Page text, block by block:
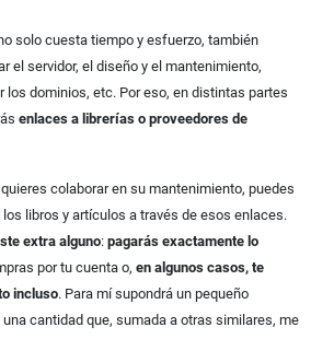
solo cuesta tiempo y esfuerzo, también
el servidor, el diseño y el mantenimiento,
los dominios, etc. Por eso, en distintas partes
enlaces a librerías o proveedores de
colaborar en su mantenimiento, puedes
los libros y artículos a través de esos enlaces.
extra alguno: pagarás exactamente lo
por tu cuenta o, en algunos casos, te
incluso. Para mí supondrá un pequeño
cantidad que, sumada a otras similares, me